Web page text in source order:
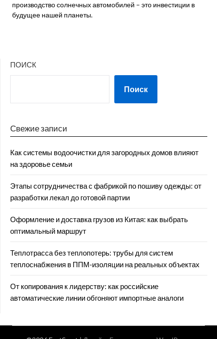
производство солнечных автомобилей – это инвестиции в
будущее нашей планеты.
ПОИСК
Поиск
Свежие записи
Как системы водоочистки для загородных домов влияют
на здоровье семьи
Этапы сотрудничества с фабрикой по пошиву одежды: от
разработки лекал до готовой партии
Оформление и доставка грузов из Китая: как выбрать
оптимальный маршрут
Теплотрасса без теплопотерь: трубы для систем
теплоснабжения в ППМ‑изоляции на реальных объектах
От копирования к лидерству: как российские
автоматические линии обгоняют импортные аналоги